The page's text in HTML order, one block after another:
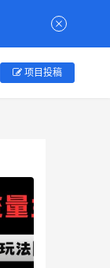
项目投稿